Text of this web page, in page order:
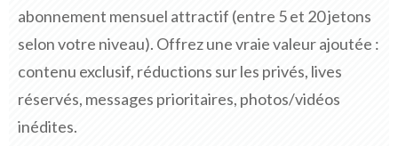
abonnement mensuel attractif (entre 5 et 20 jetons
selon votre niveau). Offrez une vraie valeur ajoutée :
contenu exclusif, réductions sur les privés, lives
réservés, messages prioritaires, photos/vidéos
inédites.